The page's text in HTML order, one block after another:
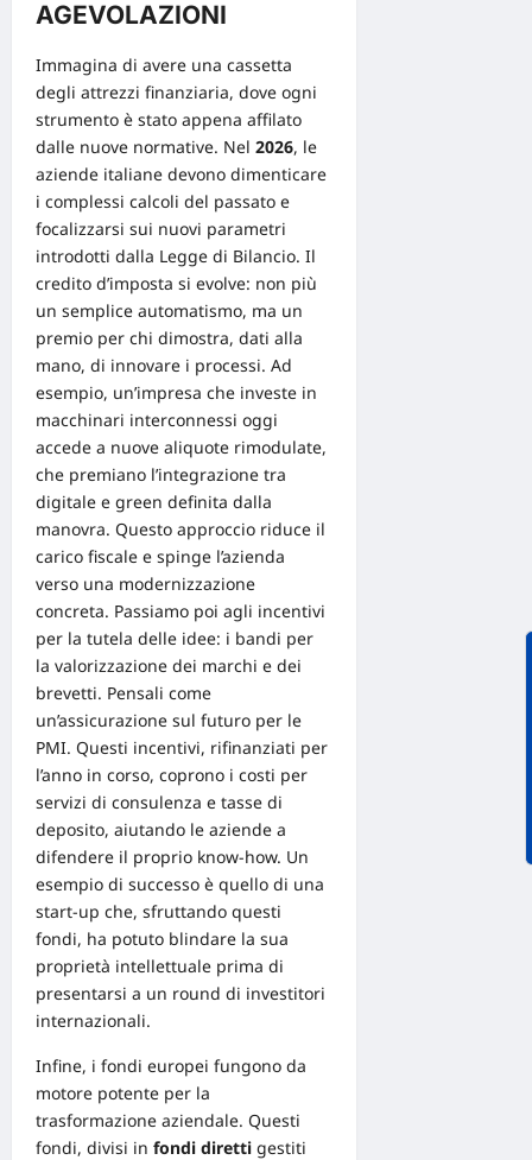
AGEVOLAZIONI
Immagina di avere una cassetta
degli attrezzi finanziaria, dove ogni
strumento è stato appena affilato
dalle nuove normative. Nel 2026, le
aziende italiane devono dimenticare
i complessi calcoli del passato e
focalizzarsi sui nuovi parametri
introdotti dalla Legge di Bilancio. Il
credito d’imposta si evolve: non più
un semplice automatismo, ma un
premio per chi dimostra, dati alla
mano, di innovare i processi. Ad
esempio, un’impresa che investe in
macchinari interconnessi oggi
accede a nuove aliquote rimodulate,
che premiano l’integrazione tra
digitale e green definita dalla
manovra. Questo approccio riduce il
carico fiscale e spinge l’azienda
verso una modernizzazione
concreta. Passiamo poi agli incentivi
per la tutela delle idee: i bandi per
la valorizzazione dei marchi e dei
brevetti. Pensali come
un’assicurazione sul futuro per le
PMI. Questi incentivi, rifinanziati per
l’anno in corso, coprono i costi per
servizi di consulenza e tasse di
deposito, aiutando le aziende a
difendere il proprio know-how. Un
esempio di successo è quello di una
start-up che, sfruttando questi
fondi, ha potuto blindare la sua
proprietà intellettuale prima di
presentarsi a un round di investitori
internazionali.
Infine, i fondi europei fungono da
motore potente per la
trasformazione aziendale. Questi
fondi, divisi in fondi diretti gestiti